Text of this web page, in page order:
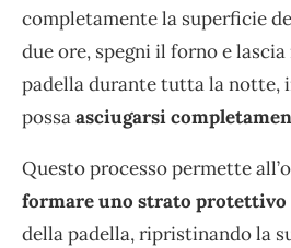
completamente la superficie
due ore, spegni il forno e
padella durante tutta la notte,
possaasciugarsi
Questo processo permette
formare uno strato protettivo
della padella, ripristinando la